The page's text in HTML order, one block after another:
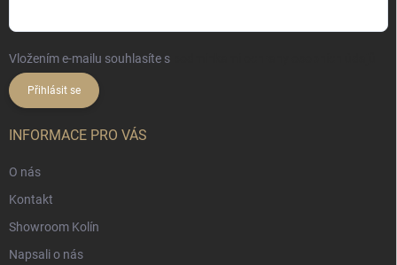
Vložením e-mailu souhlasíte s
Přihlásit se
INFORMACE PRO VÁS
O nás
Kontakt
Showroom Kolín
Napsali o nás